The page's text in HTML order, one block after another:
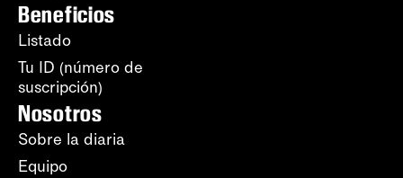
Beneficios
Listado
Tu ID (número de
suscripción)
Nosotros
Sobre la diaria
Equipo